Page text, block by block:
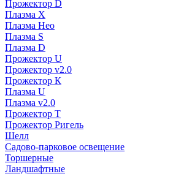
Прожектор D
Плазма X
Плазма Нео
Плазма S
Плазма D
Прожектор U
Прожектор v2.0
Прожектор К
Плазма U
Плазма v2.0
Прожектор Т
Прожектор Ригель
Шелл
Садово-парковое освещение
Торшерные
Ландшафтные